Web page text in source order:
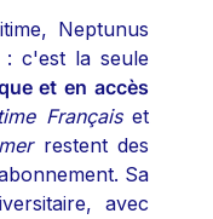
Neptunus
c'est la seule
et en accès
Français et
restent des
Sa
avec